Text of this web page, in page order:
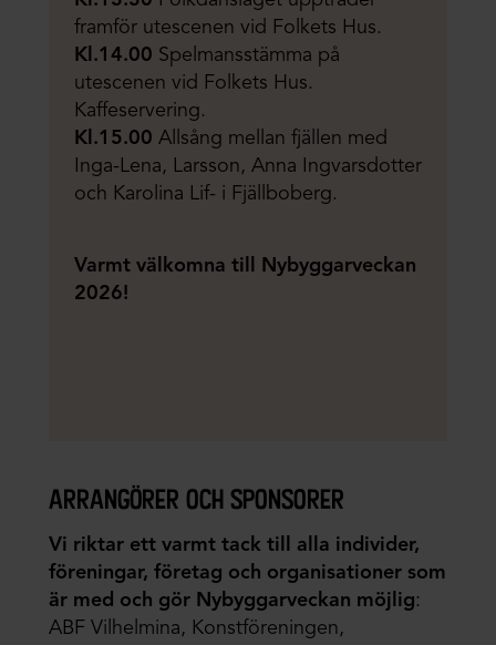
framför utescenen vid Folkets Hus.
Kl.14.00 Spelmansstämma på
utescenen vid Folkets Hus.
Kaffeservering.
Kl.15.00 Allsång mellan fjällen med
Inga-Lena, Larsson, Anna Ingvarsdotter
och Karolina Lif- i Fjällboberg.
Varmt välkomna till Nybyggarveckan
2026!
arrangörer och sponsorer
Vi riktar ett varmt tack till alla individer,
föreningar, företag och organisationer som
är med och gör Nybyggarveckan möjlig:
ABF Vilhelmina, Konstföreningen,